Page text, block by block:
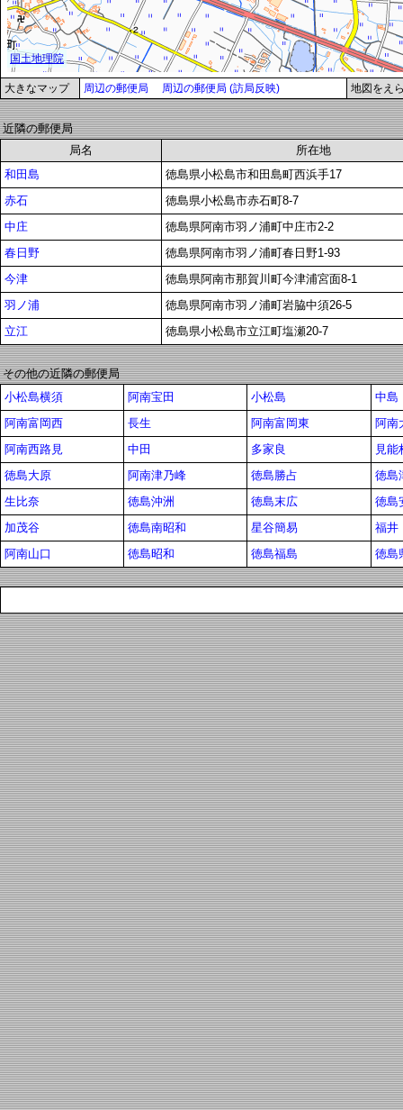
大きなマップ 周辺の郵便局 周辺の郵便局 (訪局反映) 地図をえ
近隣の郵便局
局名
所在地
和田島
徳島県小松島市和田島町西浜手17
赤石
徳島県小松島市赤石町8-7
中庄
徳島県阿南市羽ノ浦町中庄市2-2
春日野
徳島県阿南市羽ノ浦町春日野1-93
今津
徳島県阿南市那賀川町今津浦宮面8-1
羽ノ浦
徳島県阿南市羽ノ浦町岩脇中須26-5
立江
徳島県小松島市立江町塩瀬20-7
その他の近隣の郵便局
小松島横須
阿南宝田 小松島
中島
阿南富岡西
長生 阿南富岡東
阿南
阿南西路見
中田 多家良
見能
徳島大原
阿南津乃峰 徳島勝占
徳島
生比奈
徳島沖洲 徳島末広
徳島
加茂谷
徳島南昭和 星谷簡易
福井
阿南山口
徳島昭和 徳島福島 徳島